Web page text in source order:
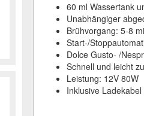
60 ml Wassertank
Unabhängiger
Brühvorgang: 5-8
Start-/
Dolce Gusto- /
Schnell und leicht
Leistung: 12V 80W
Inklusive Ladekabel